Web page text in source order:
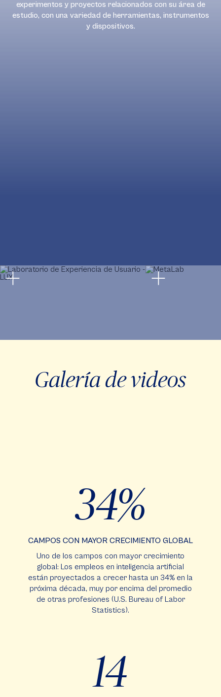
experimentos y proyectos relacionados con su área de
estudio, con una variedad de herramientas, instrumentos
y dispositivos.
Galería de videos
34%
CAMPOS CON MAYOR CRECIMIENTO GLOBAL
Uno de los campos con mayor crecimiento
global: Los empleos en inteligencia artificial
están proyectados a crecer hasta un 34% en la
próxima década, muy por encima del promedio
de otras profesiones (U.S. Bureau of Labor
Statistics).
14